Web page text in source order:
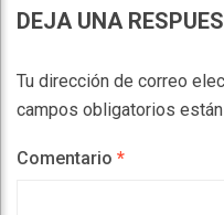
DEJA UNA
Tu dirección de correo
campos obligatorios
Comentario *